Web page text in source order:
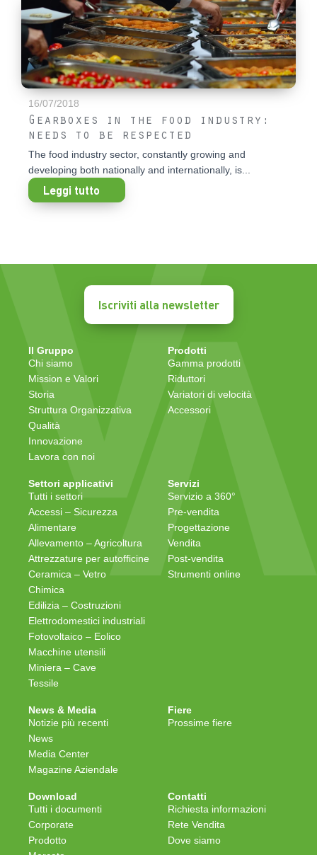
16/07/2018
Gearboxes in the food industry:
needs to be respected
The food industry sector, constantly growing and
developing both nationally and internationally, is...
Leggi tutto
Iscriviti alla newsletter
Il Gruppo
Chi siamo
Mission e Valori
Storia
Struttura Organizzativa
Qualità
Innovazione
Lavora con noi
Prodotti
Gamma prodotti
Riduttori
Variatori di velocità
Accessori
Settori applicativi
Tutti i settori
Accessi – Sicurezza
Alimentare
Allevamento – Agricoltura
Attrezzature per autofficine
Ceramica – Vetro
Chimica
Edilizia – Costruzioni
Elettrodomestici industriali
Fotovoltaico – Eolico
Macchine utensili
Miniera – Cave
Tessile
Servizi
Servizio a 360°
Pre-vendita
Progettazione
Vendita
Post-vendita
Strumenti online
News & Media
Notizie più recenti
News
Media Center
Magazine Aziendale
Fiere
Prossime fiere
Download
Tutti i documenti
Corporate
Prodotto
Contatti
Richiesta informazioni
Rete Vendita
Dove siamo